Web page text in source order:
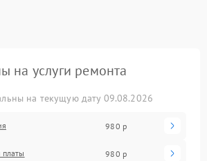
на услуги ремонта
на текущую дату 09.08.2026
980 р
980 р